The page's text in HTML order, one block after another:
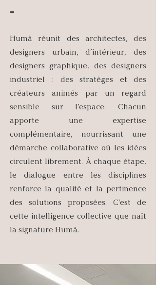
-
Humà réunit des architectes, des
designers urbain, d’intérieur, des
designers graphique, des designers
industriel : des stratèges et des
créateurs animés par un regard
sensible sur l’espace. Chacun
apporte une expertise
complémentaire, nourrissant une
démarche collaborative où les idées
circulent librement. À chaque étape,
le dialogue entre les disciplines
renforce la qualité et la pertinence
des solutions proposées. C’est de
cette intelligence collective que naît
la signature Humà.